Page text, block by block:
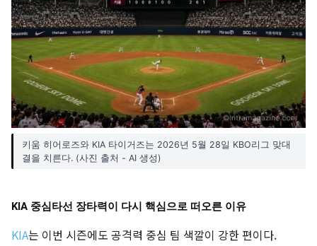
키움 히어로즈와 KIA 타이거즈는 2026년 5월 28일 KBO리그 맞대
결을 치른다. (사진 출처 - AI 생성)
KIA 중심타선 장타력이 다시 핵심으로 떠오른 이유
KIA는 이번 시즌에도 공격력 중심 팀 색깔이 강한 편이다.